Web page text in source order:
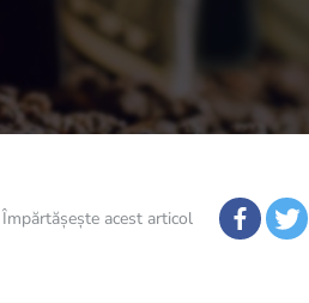
Împărtășește acest articol